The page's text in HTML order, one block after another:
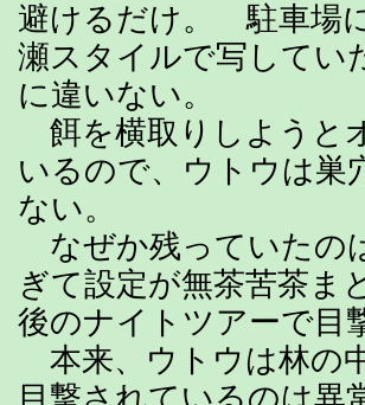
避けるだけ。 駐車場
瀬スタイルで写してい
に違いない。
餌を横取りしようと
いるので、ウトウは巣
ない。
なぜか残っていたの
ぎて設定が無茶苦茶
後のナイトツアーで目
本来、ウトウは林の
目撃されているのは異